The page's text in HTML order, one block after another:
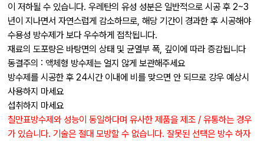
이 저하될 수 있습니다. 우레탄의 유성 성분은 일반적으로 시공 후 2~3
년이 지나면서 자연스럽게 감소하므로, 해당 기간이 경과한 후 시공해야
수용성 방수제가 보다 우수하게 접착됩니다.
재료의 도포량은 바탕면의 상태 및 균열부 폭, 깊이에 따라 증감됩니다
동결주의 : 액체형 방수제는 얼지 않게 보관해주세요
방수제를 시공한 후 24시간 이내에 비를 맞으면 안 되므로 강우 예상시
사용하지 마세요
섭취하지 마세요
칠만표방수제와 성능이 동일하다며 유사한 제품을 제조 / 유통하는 경우
가 있습니다. 기술은 절대 모방할 수 없습니다. 잘못된 선택은 방수 하자